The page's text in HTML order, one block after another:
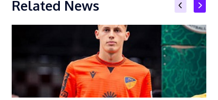
Related News